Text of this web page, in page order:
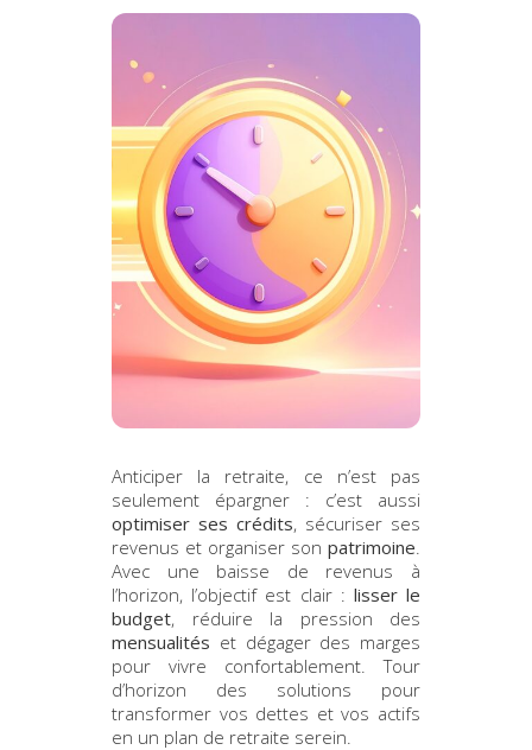
Anticiper la retraite, ce n’est pas
seulement épargner : c’est aussi
optimiser ses crédits, sécuriser ses
revenus et organiser son patrimoine
Avec une baisse de revenus à
l’horizon, l’objectif est clair : lisser le
budget, réduire la pression des
mensualités et dégager des marges
pour vivre confortablement. Tour
d’horizon des solutions pour
transformer vos dettes et vos actifs
en un plan de retraite serein.